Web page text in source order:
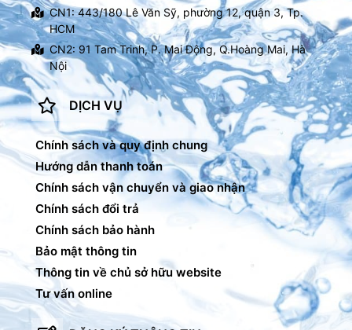
CN1: 443/180 Lê Văn Sỹ, phường 12, quận 3, Tp.
HCM
CN2: 91 Tam Trinh, P. Mai Động, Q.Hoàng Mai, Hà
Nội
DỊCH VỤ
Chính sách và quy định chung
Hướng dẫn thanh toán
Chính sách vận chuyển và giao nhận
Chính sách đổi trả
Chính sách bảo hành
Bảo mật thông tin
Thông tin về chủ sở hữu website
Tư vấn online